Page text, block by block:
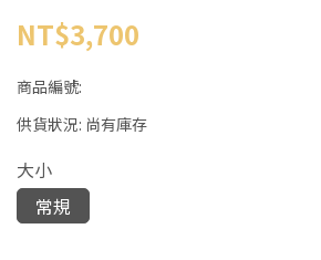
NT$3,700
商品編號:
供貨狀況: 尚有庫存
大小
常規